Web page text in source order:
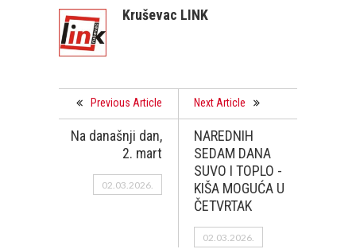
Kruševac LINK
Previous Article
Na današnji dan,
2. mart
02.03.2026.
Next Article
NAREDNIH
SEDAM DANA
SUVO I TOPLO -
KIŠA MOGUĆA U
ČETVRTAK
02.03.2026.